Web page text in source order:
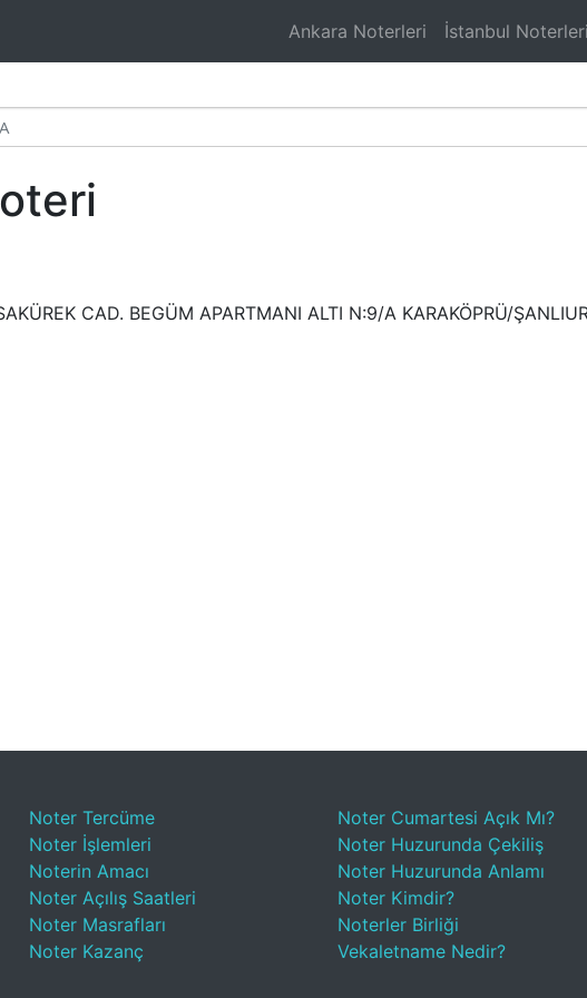
Ankara Noterleri İstanbul Noterleri
CAD. BEGÜM APARTMANI ALTI N:9/A KARAKÖPRÜ/
Noter Tercüme
Noter İşlemleri
Noterin Amacı
Noter Açılış Saatleri
Noter Masrafları
Noter Kazanç
Noter Cumartesi Açık Mı?
Noter Huzurunda Çekiliş
Noter Huzurunda Anlamı
Noter Kimdir?
Noterler Birliği
Vekaletname Nedir?